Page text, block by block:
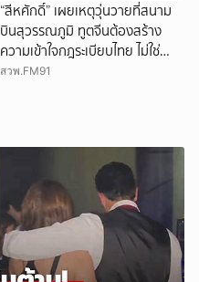
“สีหศักดิ์” เผยเหตุวุ่นวายที่สนาม
บินสุวรรณภูมิ ทูตจีนต้องสร้าง
ความเข้าใจกฎระเบียบไทย ไม่ใช่
ปกป้องฝ่ายจีนเพียงอย่างเดียว
สวพ.FM91